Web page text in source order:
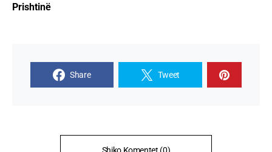
Prishtinë
Share Tweet
Shiko Komentet (0)